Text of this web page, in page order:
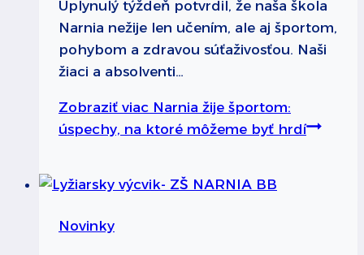
Uplynulý týždeň potvrdil, že naša škola
Narnia nežije len učením, ale aj športom,
pohybom a zdravou súťaživosťou. Naši
žiaci a absolventi…
Zobraziť viac Narnia žije športom:
úspechy, na ktoré môžeme byť hrdí
Novinky